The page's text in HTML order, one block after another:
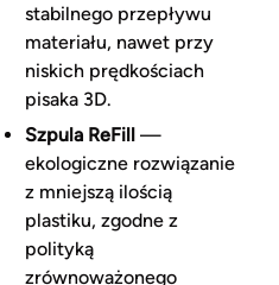
stabilnego przepływu
materiału, nawet przy
niskich prędkościach
pisaka 3D.
Szpula ReFill—
ekologiczne rozwiązanie
z mniejszą ilością
plastiku, zgodne z
polityką
zrównoważonego